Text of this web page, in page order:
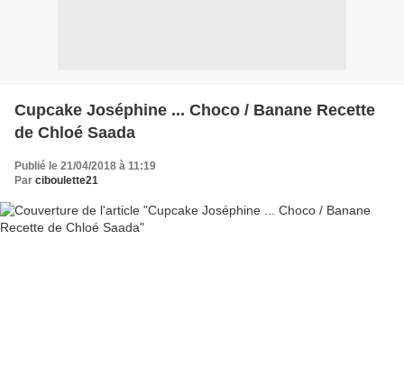
Cupcake Joséphine ... Choco / Banane Recette
de Chloé Saada
Publié le 21/04/2018 à 11:19
Par ciboulette21